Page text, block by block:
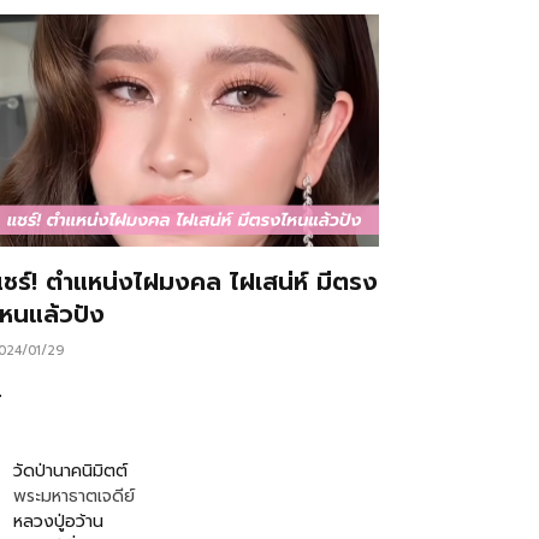
ร์! ตำแหน่งไฝมงคล ไฝเสน่ห์ มีตรง
นแล้วปัง
01/29
วัดป่านาคนิมิตต์
พระมหาธาตเจดีย์
หลวงปู่อว้าน